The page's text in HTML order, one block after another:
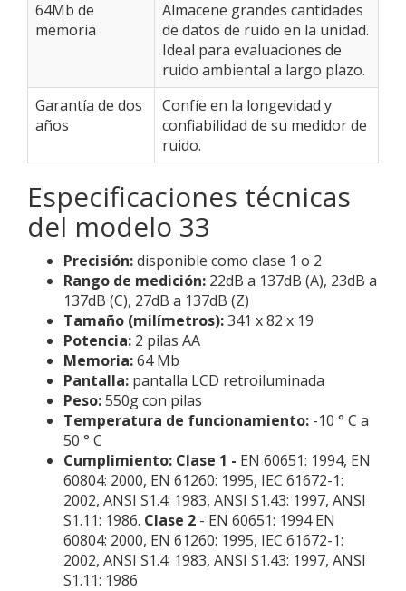
64Mb de
memoria
Almacene grandes cantidades
de datos de ruido en la unidad.
Ideal para evaluaciones de
ruido ambiental a largo plazo.
Garantía de dos
años
Confíe en la longevidad y
confiabilidad de su medidor de
ruido.
Especificaciones técnicas
del modelo 33
Precisión:disponible como clase 1 o 2
Rango de medición: 22dB a 137dB (A), 23dB a
137dB (C), 27dB a 137dB (Z)
Tamaño (milímetros):341 x 82 x 19
Potencia: 2 pilas AA
Memoria:64 Mb
Pantalla: pantalla LCD retroiluminada
Peso:550g con pilas
Temperatura de funcionamiento: -10 ° C a
50 ° C
Cumplimiento: Clase 1 - EN 60651: 1994, EN
60804: 2000, EN 61260: 1995, IEC 61672-1:
2002, ANSI S1.4: 1983, ANSI S1.43: 1997, ANSI
S1.11: 1986. Clase 2 - EN 60651: 1994 EN
60804: 2000, EN 61260: 1995, IEC 61672-1:
2002, ANSI S1.4: 1983, ANSI S1.43: 1997, ANSI
S1.11: 1986